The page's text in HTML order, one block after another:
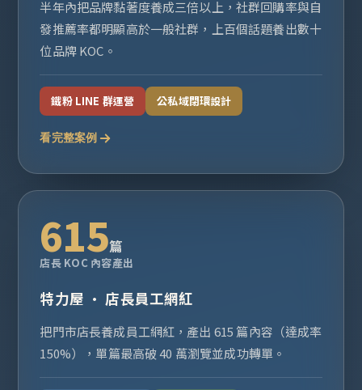
半年內把品牌黏著度養成三倍以上，社群回購率與自
發推薦率都明顯高於一般社群，上百個話題養出數十
位品牌 KOC。
鐵粉 LINE 群運營 公私域閉環設計
看完整案例
615篇
店長 KOC 內容產出
特力屋 · 店長員工網紅
把門市店長養成員工網紅，產出 615 篇內容（達成率
150%），單篇最高破 40 萬瀏覽並成功轉單。